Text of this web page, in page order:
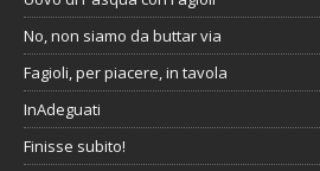
No, non siamo da buttar via
Fagioli, per piacere, in tavola
InAdeguati
Finisse subito!